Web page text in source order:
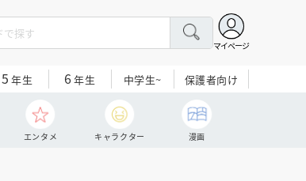
マイページ
5 年生 6年生 中学生~ 保護者向け
エンタメ キャラクター 漫画